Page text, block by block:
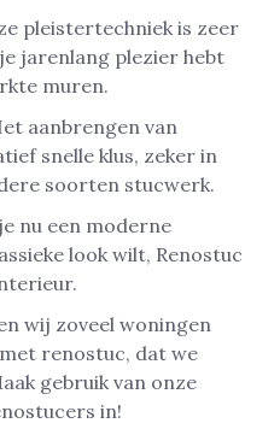
pleistertechniek is zeer
jarenlang plezier hebt
muren.
aanbrengen van
snelle klus, zeker in
soorten stucwerk.
nu een moderne
look wilt, Renostuc
wij zoveel woningen
renostuc, dat we
gebruik van onze
in!